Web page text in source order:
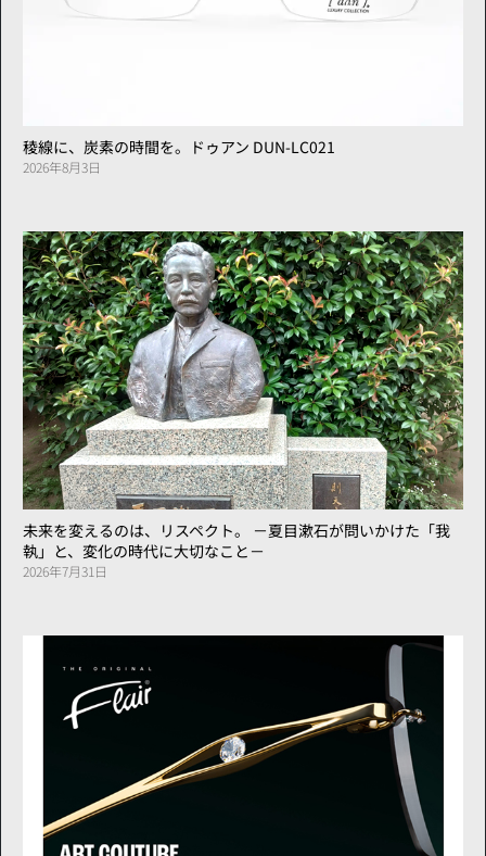
稜線に、炭素の時間を。ドゥアン DUN-LC021
2026年8月3日
未来を変えるのは、リスペクト。 －夏目漱石が問いかけた「我
執」と、変化の時代に大切なこと－
2026年7月31日